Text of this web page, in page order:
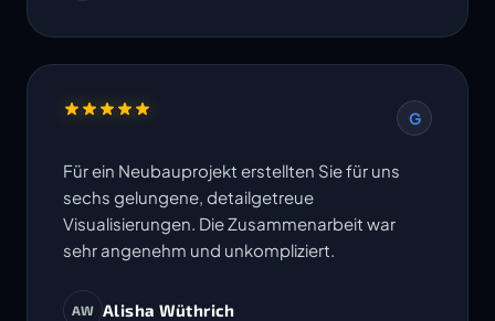
G
Für ein Neubauprojekt erstellten Sie für uns
sechs gelungene, detailgetreue
Visualisierungen. Die Zusammenarbeit war
sehr angenehm und unkompliziert.
AW Alisha Wüthrich